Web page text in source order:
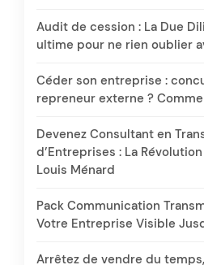
Audit de cession : La Due
ultime pour ne rien oublier
Céder son entreprise :
repreneur externe ?
Devenez Consultant en
d’Entreprises : La
Louis Ménard
Pack Communication
Votre Entreprise Visible
Arrêtez de vendre du